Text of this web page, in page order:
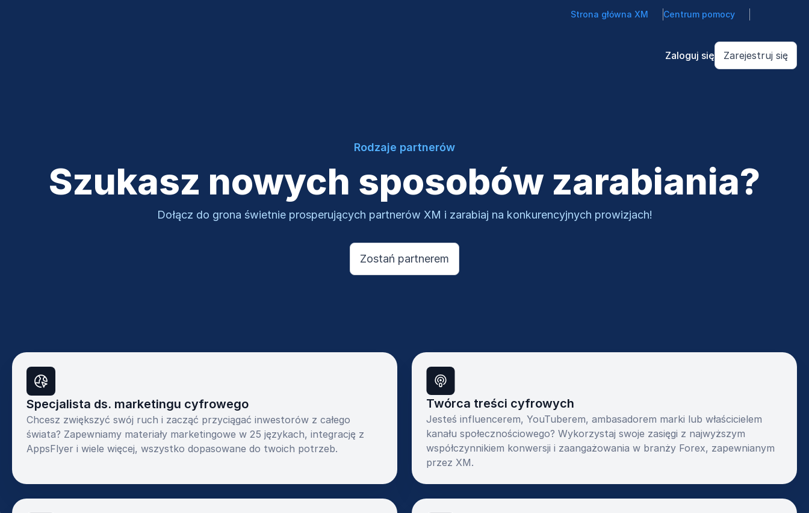
Strona główna XM Centrum pomocy
Zaloguj się Zarejestruj się
Rodzaje partnerów
Szukasz nowych sposobów zarabiania?
Dołącz do grona świetnie prosperujących partnerów XM i zarabiaj na konkurencyjnych prowizjach!
Zostań partnerem
Specjalista ds. marketingu cyfrowego
Chcesz zwiększyć swój ruch i zacząć przyciągać inwestorów z całego
świata? Zapewniamy materiały marketingowe w 25 językach, integrację z
AppsFlyer i wiele więcej, wszystko dopasowane do twoich potrzeb.
Twórca treści cyfrowych
Jesteś influencerem, YouTuberem, ambasadorem marki lub właścicielem
kanału społecznościowego? Wykorzystaj swoje zasięgi z najwyższym
współczynnikiem konwersji i zaangażowania w branży Forex, zapewnianym
przez XM.